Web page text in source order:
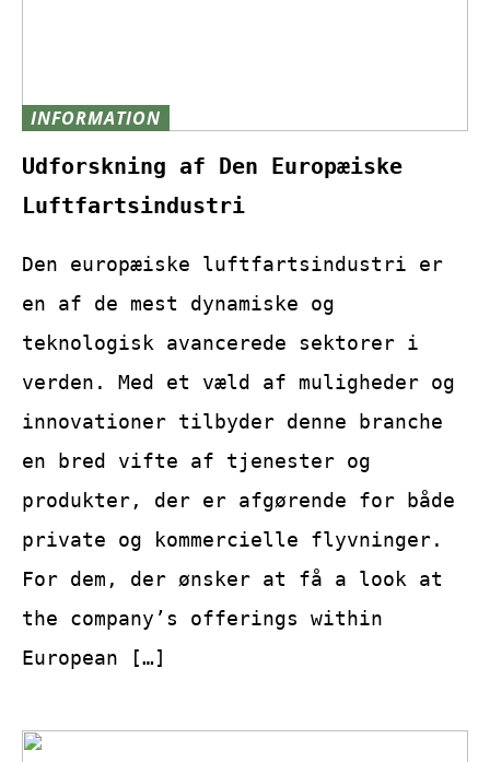
INFORMATION
Udforskning af Den Europæiske
Luftfartsindustri
Den europæiske luftfartsindustri er
en af de mest dynamiske og
teknologisk avancerede sektorer i
verden. Med et væld af muligheder og
innovationer tilbyder denne branche
en bred vifte af tjenester og
produkter, der er afgørende for både
private og kommercielle flyvninger.
For dem, der ønsker at få a look at
the company’s offerings within
European […]